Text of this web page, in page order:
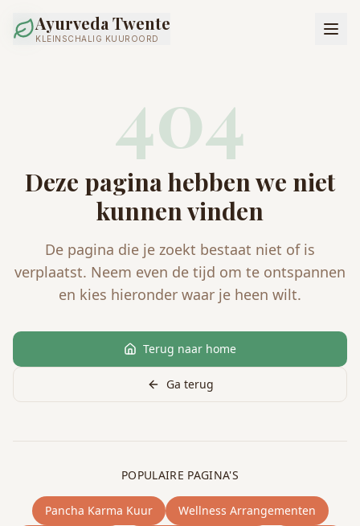
Ayurveda Twente
KLEINSCHALIG KUUROORD
404
Deze pagina hebben we niet
kunnen vinden
De pagina die je zoekt bestaat niet of is
verplaatst. Neem even de tijd om te ontspannen
en kies hieronder waar je heen wilt.
Terug naar home
Ga terug
POPULAIRE PAGINA'S
Pancha Karma Kuur
Wellness Arrangementen